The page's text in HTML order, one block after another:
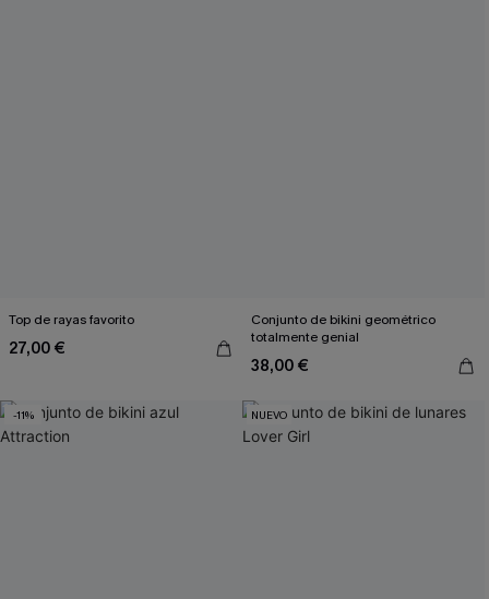
Top de rayas favorito
27,00 €
Conjunto de bikini geométrico
totalmente genial
38,00 €
-11% NUEVO